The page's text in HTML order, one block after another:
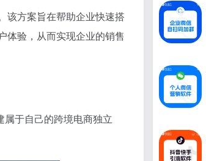
该方案旨在帮助企业快速搭
体验，从而实现企业的销售
于自己的跨境电商独立